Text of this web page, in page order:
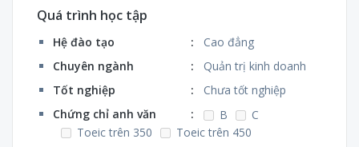
Quá trình học tập
Hệ đào tạo :
Cao đẳng
Chuyên ngành
:
Quản trị kinh doanh
Tốt nghiệp
:
Chưa tốt nghiệp
Chứng chỉ anh văn
: B
C
Toeic trên 350
Toeic trên 450